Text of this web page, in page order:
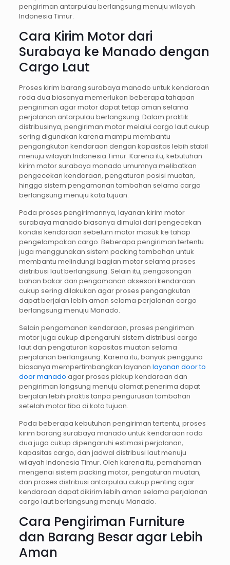
pengiriman antarpulau berlangsung menuju wilayah
Indonesia Timur.
Cara Kirim Motor dari
Surabaya ke Manado dengan
Cargo Laut
Proses kirim barang surabaya manado untuk kendaraan
roda dua biasanya memerlukan beberapa tahapan
pengiriman agar motor dapat tetap aman selama
perjalanan antarpulau berlangsung. Dalam praktik
distribusinya, pengiriman motor melalui cargo laut cukup
sering digunakan karena mampu membantu
pengangkutan kendaraan dengan kapasitas lebih stabil
menuju wilayah Indonesia Timur. Karena itu, kebutuhan
kirim motor surabaya manado umumnya melibatkan
pengecekan kendaraan, pengaturan posisi muatan,
hingga sistem pengamanan tambahan selama cargo
berlangsung menuju kota tujuan.
Pada proses pengirimannya, layanan kirim motor
surabaya manado biasanya dimulai dari pengecekan
kondisi kendaraan sebelum motor masuk ke tahap
pengelompokan cargo. Beberapa pengiriman tertentu
juga menggunakan sistem packing tambahan untuk
membantu melindungi bagian motor selama proses
distribusi laut berlangsung. Selain itu, pengosongan
bahan bakar dan pengamanan aksesori kendaraan
cukup sering dilakukan agar proses pengangkutan
dapat berjalan lebih aman selama perjalanan cargo
berlangsung menuju Manado.
Selain pengamanan kendaraan, proses pengiriman
motor juga cukup dipengaruhi sistem distribusi cargo
laut dan pengaturan kapasitas muatan selama
perjalanan berlangsung. Karena itu, banyak pengguna
biasanya mempertimbangkan layanan layanan door to
door manado agar proses pickup kendaraan dan
pengiriman langsung menuju alamat penerima dapat
berjalan lebih praktis tanpa pengurusan tambahan
setelah motor tiba di kota tujuan.
Pada beberapa kebutuhan pengiriman tertentu, proses
kirim barang surabaya manado untuk kendaraan roda
dua juga cukup dipengaruhi estimasi perjalanan,
kapasitas cargo, dan jadwal distribusi laut menuju
wilayah Indonesia Timur. Oleh karena itu, pemahaman
mengenai sistem packing motor, pengaturan muatan,
dan proses distribusi antarpulau cukup penting agar
kendaraan dapat dikirim lebih aman selama perjalanan
cargo laut berlangsung menuju Manado.
Cara Pengiriman Furniture
dan Barang Besar agar Lebih
Aman